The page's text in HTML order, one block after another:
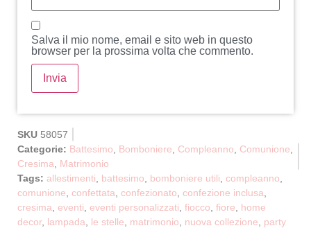
Salva il mio nome, email e sito web in questo
browser per la prossima volta che commento.
SKU 58057
Categorie: Battesimo Bomboniere Compleanno Comunione
Cresima
Matrimonio
Tags: allestimenti battesimo bomboniere utili compleanno
comunione confettata confezionato confezione inclusa
cresima eventi eventi personalizzati fiocco fiore
home
decor, lampada le stelle matrimonio nuova collezione
party